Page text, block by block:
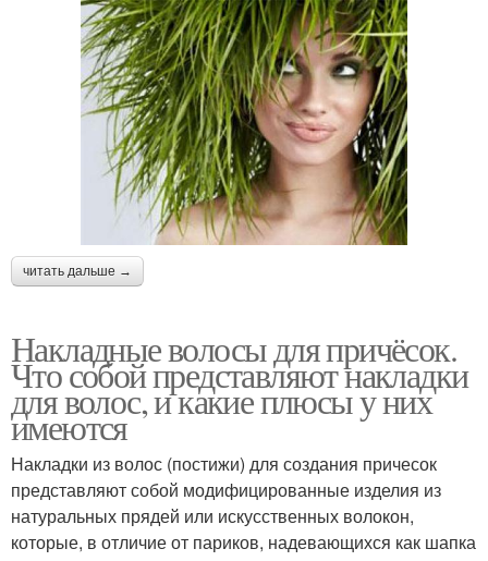
читать дальше →
Накладные волосы для причёсок.
Что собой представляют накладки
для волос, и какие плюсы у них
имеются
Накладки из волос (постижи) для создания причесок
представляют собой модифицированные изделия из
натуральных прядей или искусственных волокон,
которые, в отличие от париков, надевающихся как шапка